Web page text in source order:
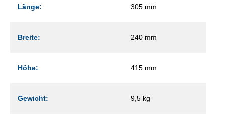
Länge: 305 mm
Breite: 240 mm
Höhe: 415 mm
Gewicht: 9,5 kg